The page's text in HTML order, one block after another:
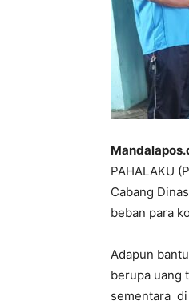
PAHALAKU
Cabang
beban para
Adapun
berupa uang
sementara di